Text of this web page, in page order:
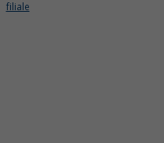
filiale